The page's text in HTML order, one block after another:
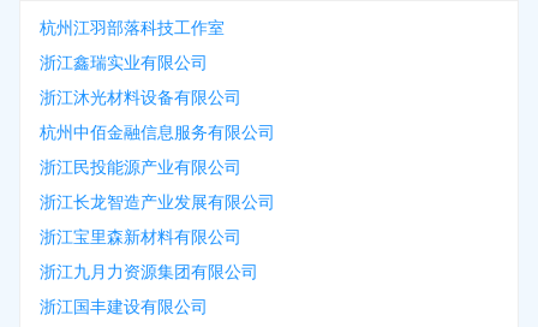
杭州江羽部落科技工作室
浙江鑫瑞实业有限公司
浙江沐光材料设备有限公司
杭州中佰金融信息服务有限公司
浙江民投能源产业有限公司
浙江长龙智造产业发展有限公司
浙江宝里森新材料有限公司
浙江九月力资源集团有限公司
浙江国丰建设有限公司